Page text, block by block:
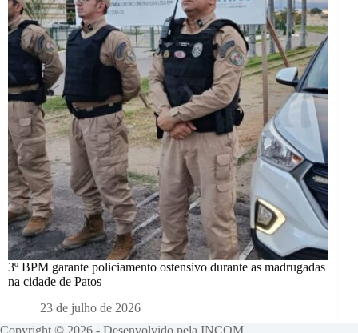
3º BPM garante policiamento ostensivo durante as madrugadas
na cidade de Patos
23 de julho de 2026
Copyright © 2026 - Desenvolvido pela INCOM